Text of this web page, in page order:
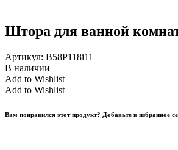
Штора для ванной
Артикул: B58P118i11
В наличии
Add to Wishlist
Add to Wishlist
Вам понравился этот продукт? Добавьте в избранное